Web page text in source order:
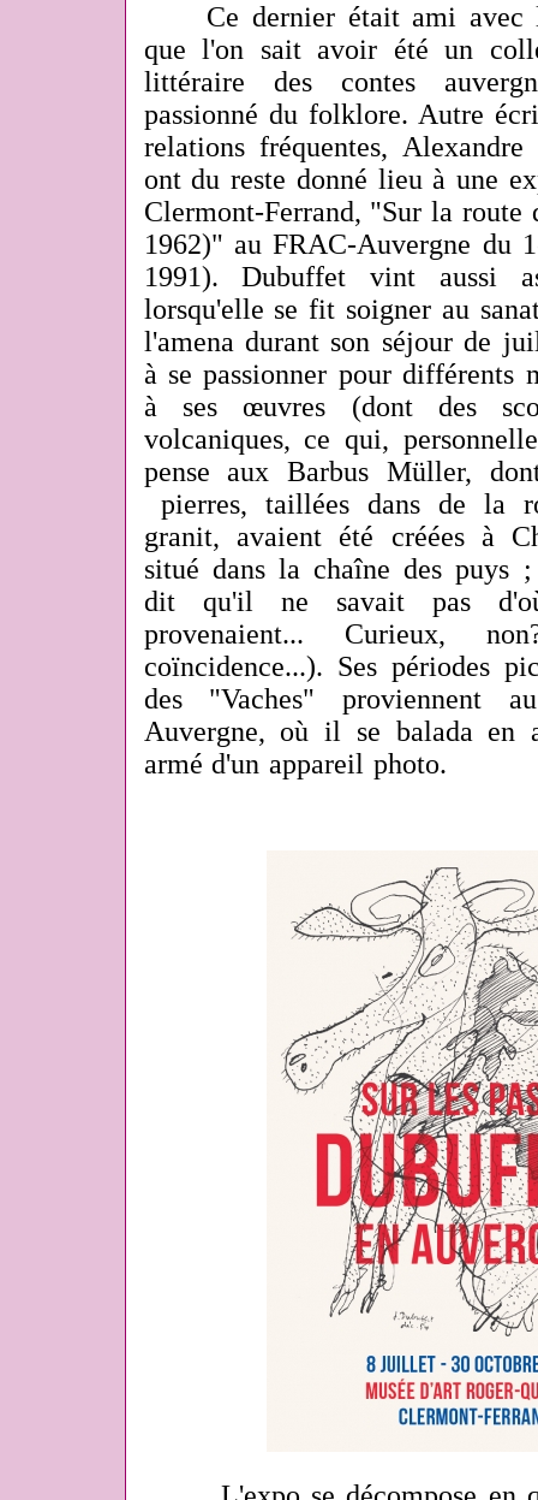
Ce dernier était ami avec
que l'on sait avoir été un
littéraire des contes
passionné du folklore. Autre
relations fréquentes,
ont du reste donné lieu à une
Clermont-Ferrand, "Sur la route
1962)" au FRAC-Auvergne du
1991). Dubuffet vint aussi
lorsqu'elle se fit soigner au
l'amena durant son séjour de
à se passionner pour différents
à ses œuvres (dont des
volcaniques, ce qui,
pense aux Barbus Müller,
pierres, taillées dans de la
granit, avaient été créées à
situé dans la chaîne des puys
dit qu'il ne savait pas
provenaient... Curieux,
coïncidence...). Ses périodes
des "Vaches" proviennent
Auvergne, où il se balada en
armé d'un appareil photo.